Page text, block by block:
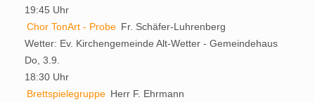
19:45 Uhr
Chor TonArt - Probe Fr. Schäfer-Luhrenberg
Wetter: Ev. Kirchengemeinde Alt-Wetter - Gemeindehaus
Do, 3.9.
18:30 Uhr
Brettspielegruppe Herr F. Ehrmann